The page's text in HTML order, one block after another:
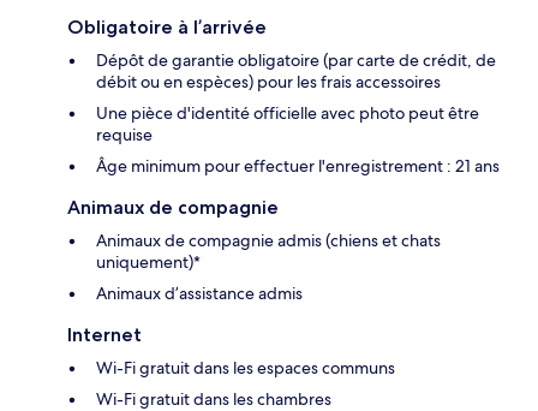
Obligatoire à l’arrivée
Dépôt de garantie obligatoire (par carte de crédit, de
débit ou en espèces) pour les frais accessoires
Une pièce d'identité officielle avec photo peut être
requise
Âge minimum pour effectuer l'enregistrement : 21 ans
Animaux de compagnie
Animaux de compagnie admis (chiens et chats
uniquement)*
Animaux d’assistance admis
Internet
Wi-Fi gratuit dans les espaces communs
Wi-Fi gratuit dans les chambres